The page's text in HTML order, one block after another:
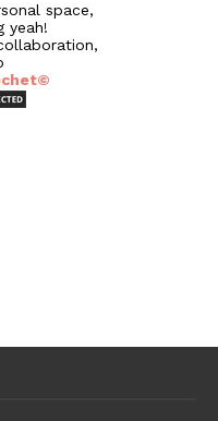
space,
yeah!